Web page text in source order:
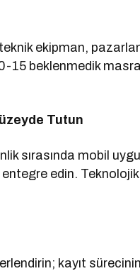
ekipman,
beklenmedik
Tutun
sırasında mobil
edin.
kayıt